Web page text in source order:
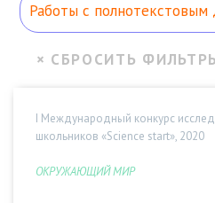
Работы с полнотекстовым
I Международный конкурс
школьников «Science start», 2020
ОКРУЖАЮЩИЙ МИР